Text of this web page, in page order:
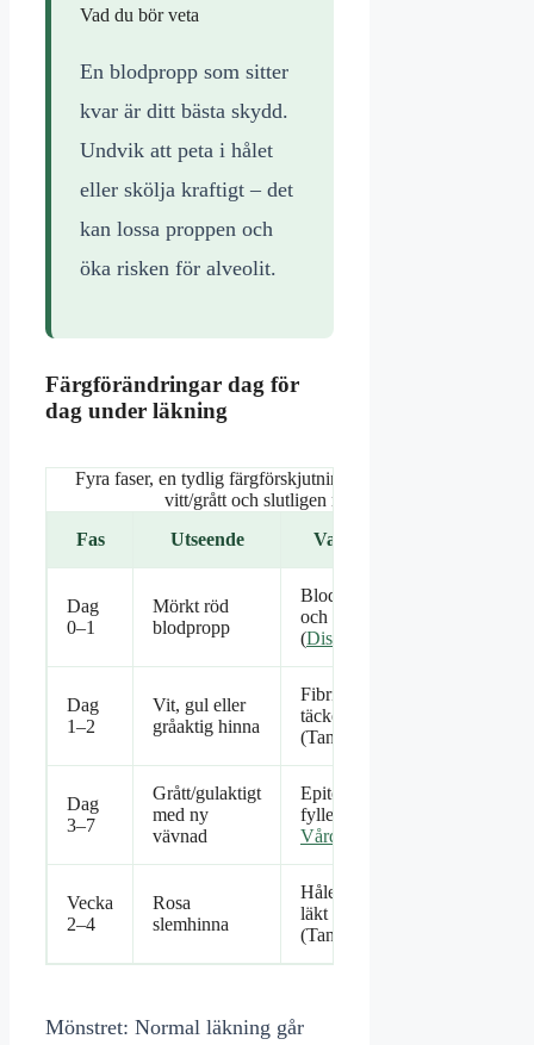
Vad du bör veta
En blodpropp som sitter
kvar är ditt bästa skydd.
Undvik att peta i hålet
eller skölja kraftigt – det
kan lossa proppen och
öka risken för alveolit.
Färgförändringar dag för
dag under läkning
Fyra faser, en tydlig färgförskjutning: från rött mot
vitt/grått och slutligen rosa
Fas
Utseende Vad som händer
Dag
0–1
Mörkt röd
blodpropp
Blodproppen bildas
och fyller hålet
(Distriktstandvården
Dag
1–2
Vit, gul eller
gråaktig hinna
Fibrin bildas och
täcker proppen
(Tandkompaniet)
Dag
3–7
Grått/gulaktigt
med ny
vävnad
Epitel växer in och
fyller hålet (
Vårdguiden
Vecka
2–4
Rosa
slemhinna
Hålet är slutet och
läkt
(Tandkompaniet)
Mönstret: Normal läkning går